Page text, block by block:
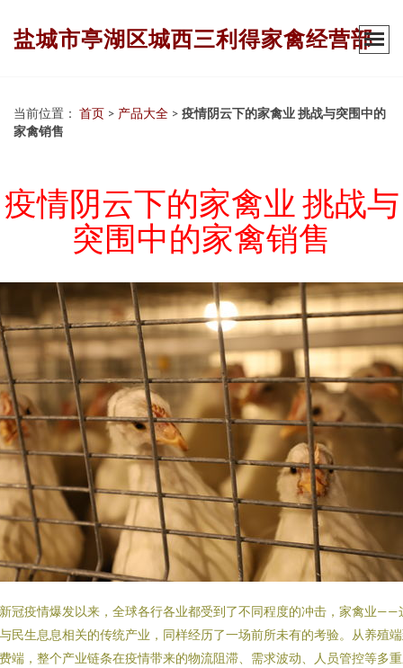
盐城市亭湖区城西三利得家禽经营部
当前位置： 首页 > 产品大全 > 疫情阴云下的家禽业 挑战与突围中的
家禽销售
疫情阴云下的家禽业 挑战与
突围中的家禽销售
冠疫情爆发以来，全球各行各业都受到了不同程度的冲击，家禽业——
民生息息相关的传统产业，同样经历了一场前所未有的考验。从养殖
端，整个产业链条在疫情带来的物流阻滞、需求波动、人员管控等多